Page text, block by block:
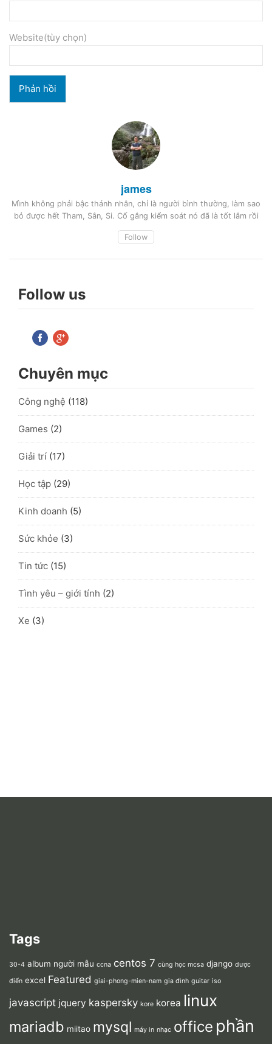
Website(tùy chọn)
james
Mình không phải bậc thánh nhân, chỉ là người bình thường, làm sao
bỏ được hết Tham, Sân, Si. Cố gắng kiểm soát nó đã là tốt lắm rồi
Follow
Follow us
Chuyên mục
Công nghệ (118)
Games (2)
Giải trí (17)
Học tập (29)
Kinh doanh (5)
Sức khỏe (3)
Tin tức (15)
Tình yêu – giới tính (2)
Xe (3)
Tags
30-4 album người mẫu ccna centos 7 cùng học mcsa django dược
điển excel Featured giai-phong-mien-nam gia đình guitar iso
javascript jquery kaspersky kore korea linux
mariadb miitao mysql máy in nhạc office phần